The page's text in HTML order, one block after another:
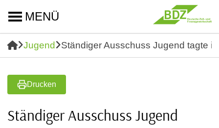
MENÜ
Jugend Ständiger Ausschuss Jugend tagte
Drucken
Ständiger Ausschuss Jugend